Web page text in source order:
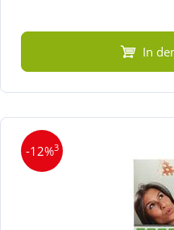
In
-12%3